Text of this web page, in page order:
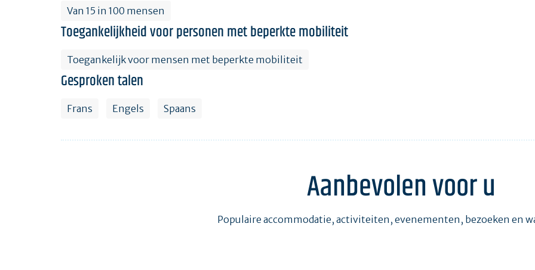
Van 15 in 100 mensen
Toegankelijkheid voor personen met beperkte mobiliteit
Toegankelijk voor mensen met beperkte mobiliteit
Gesproken talen
Frans Engels Spaans
Aanbevolen voor u
Populaire accommodatie, activiteiten, evenementen, bezoeken en